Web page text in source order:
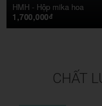
HMH - Hộp mika hoa
1,700,000đ
CHẤT